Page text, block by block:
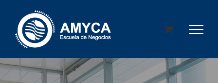
contenido